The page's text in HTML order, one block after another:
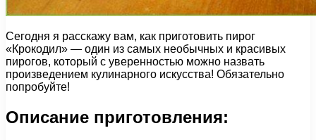
Сегодня я расскажу вам, как приготовить пирог
«Крокодил» — один из самых необычных и красивых
пирогов, который с уверенностью можно назвать
произведением кулинарного искусства! Обязательно
попробуйте!
Описание приготовления: